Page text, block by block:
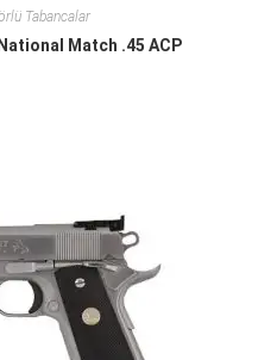
Tabancalar
Match .45 ACP